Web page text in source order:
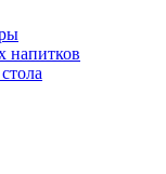
напитков